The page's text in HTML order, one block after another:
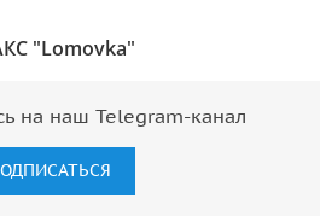
"Lomovka"
на наш Telegram-канал